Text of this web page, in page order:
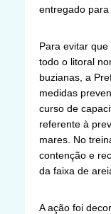
entregado para
Para evitar
todo o litoral
buzianas, a
medidas
curso de
referente à
mares. No
contenção e
da faixa de
A ação foi